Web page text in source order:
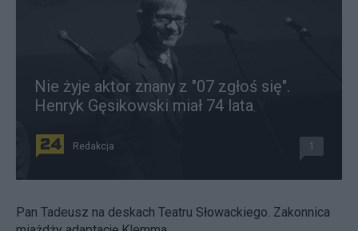
Nie żyje aktor znany z "07 zgłoś się".
Henryk Gęsikowski miał 74 lata
Redakcja 1
Pan Tadeusz na deskach Teatru Słowackiego. Zakonnica